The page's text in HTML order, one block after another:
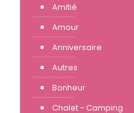
Amitié
Amour
Anniversaire
Autres
Bonheur
Chalet - Camping